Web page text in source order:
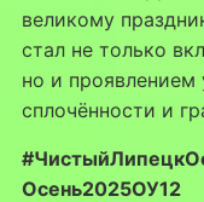
великому
стал не только
но и проявлением
сплочённости и
Осень2025ОУ12